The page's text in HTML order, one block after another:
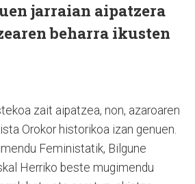
jarraian aipatzera
beharra ikusten
zait aipatzea, non, azaroaren
Orokor historikoa izan genuen.
Feministatik, Bilgune
Herriko beste mugimendu